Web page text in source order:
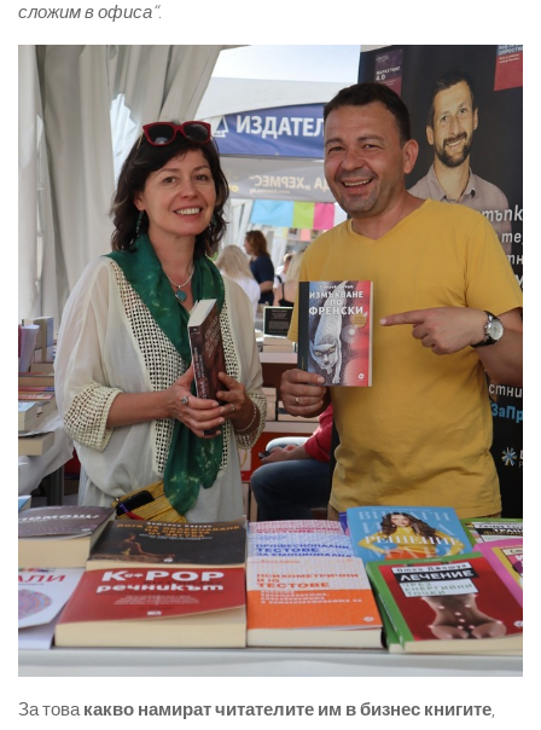
сложим в офиса“.
За товакакво намират читателите им в бизнес книгите,